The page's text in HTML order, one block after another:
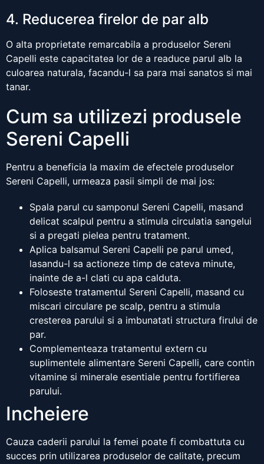
4. Reducerea firelor de par alb
O alta proprietate remarcabila a produselor Sereni
Capelli este capacitatea lor de a readuce parul alb la
culoarea naturala, facandu-l sa para mai sanatos si mai
tanar.
Cum sa utilizezi produsele
Sereni Capelli
Pentru a beneficia la maxim de efectele produselor
Sereni Capelli, urmeaza pasii simpli de mai jos:
Spala parul cu samponul Sereni Capelli, masand
delicat scalpul pentru a stimula circulatia sangelui
si a pregati pielea pentru tratament.
Aplica balsamul Sereni Capelli pe parul umed,
lasandu-l sa actioneze timp de cateva minute,
inainte de a-l clati cu apa calduta.
Foloseste tratamentul Sereni Capelli, masand cu
miscari circulare pe scalp, pentru a stimula
cresterea parului si a imbunatati structura firului de
par.
Complementeaza tratamentul extern cu
suplimentele alimentare Sereni Capelli, care contin
vitamine si minerale esentiale pentru fortifierea
parului.
Incheiere
Cauza caderii parului la femei poate fi combattuta cu
succes prin utilizarea produselor de calitate, precum